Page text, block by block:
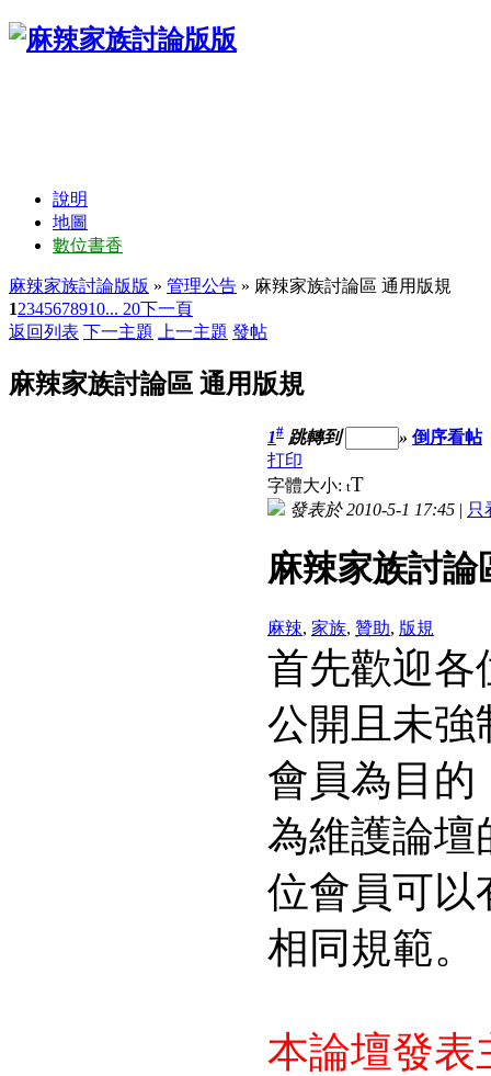
說明
地圖
數位書香
麻辣家族討論版版 » 管理公告 » 麻辣家族討論區 通用版規
12345678910... 20下一頁
返回列表 下一主題 上一主題 發帖
麻辣家族討論區 通用版規
1# 跳轉到 » 倒序看帖
打印
字體大小: tT
發表於 2010-5-1 17:45 | 只
麻辣家族討論
麻辣, 家族, 贊助, 版規
首先歡迎各
公開且未強
會員為目的
為維護論壇
位會員可以
相同規範。
本論壇發表